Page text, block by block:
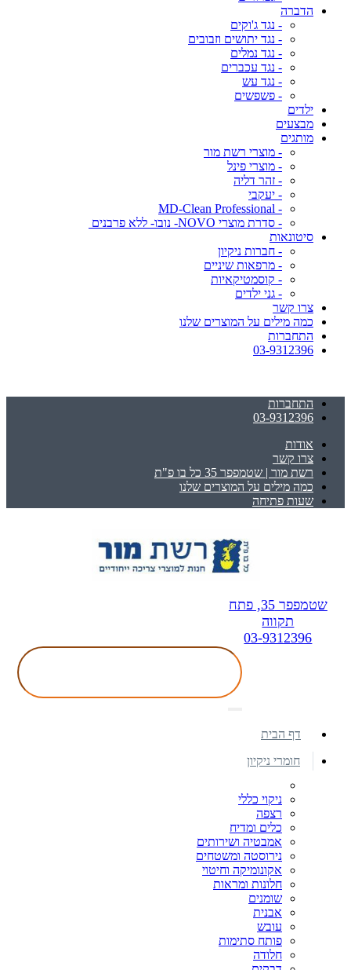
הדברה
- נגד ג'וקים
- נגד יתושים וזבובים
- נגד נמלים
- נגד עכברים
- נגד עש
- פשפשים
ילדים
מבצעים
מותגים
- מוצרי רשת מור
- מוצרי פינל
- זהר דליה
- יעקבי
- MD-Clean Professional
- סדרת מוצרי NOVO- נובו- ללא פרבנים
סיטונאות
- חברות ניקיון
- מרפאות שיניים
- קוסמטיקאיות
- גני ילדים
צרו קשר
כמה מילים על המוצרים שלנו
התחברות
03-9312396
התחברות
03-9312396
אודות
צרו קשר
רשת מור | שטמפפר 35 כל בו פ"ת
כמה מילים על המוצרים שלנו
שעות פתיחה
שטמפפר 35, פתח
תקווה
03-9312396
דף הבית
חומרי ניקיון
ניקוי כללי
רצפה
כלים ומדיח
אמבטיה ושירותים
נירוסטה ומשטחים
אקונומיקה וחיטוי
חלונות ומראות
שומנים
אבנית
עובש
פותח סתימות
חלודה